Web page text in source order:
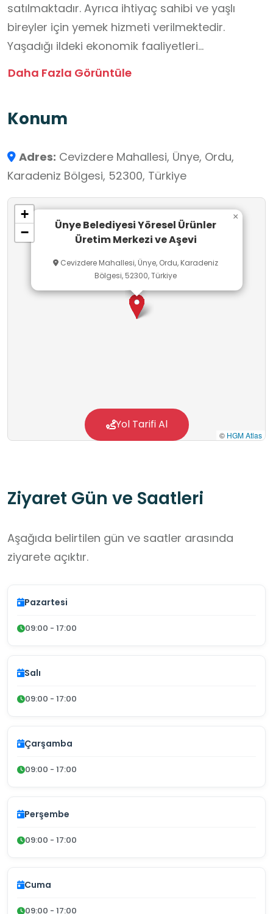
satılmaktadır. Ayrıca ihtiyaç sahibi ve yaşlı
bireyler için yemek hizmeti verilmektedir.
Yaşadığı ildeki ekonomik faaliyetleri
özetleyebilme, ülkemizin kaynakları ile ekonomik
uygun bir mekândır.
Daha Fazla Görüntüle
Konum
Adres: Cevizdere Mahallesi, Ünye, Ordu,
Karadeniz Bölgesi, 52300, Türkiye
Ünye Belediyesi Yöresel Ürünler
Üretim Merkezi ve Aşevi
Cevizdere Mahallesi, Ünye, Ordu, Karadeniz
Bölgesi, 52300, Türkiye
×
+
−
© HGM Atlas
Yol Tarifi Al
Ziyaret Gün ve Saatleri
Aşağıda belirtilen gün ve saatler arasında
ziyarete açıktır.
Pazartesi
09:00 - 17:00
Salı
09:00 - 17:00
Çarşamba
09:00 - 17:00
Perşembe
09:00 - 17:00
Cuma
09:00 - 17:00